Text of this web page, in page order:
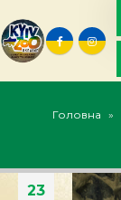
Головна »
23